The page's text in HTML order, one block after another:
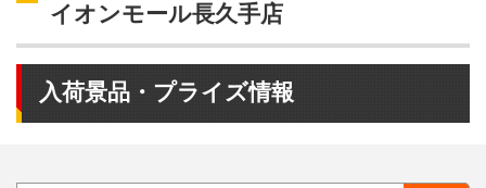
イオンモール長久手店
入荷景品・プライズ情報